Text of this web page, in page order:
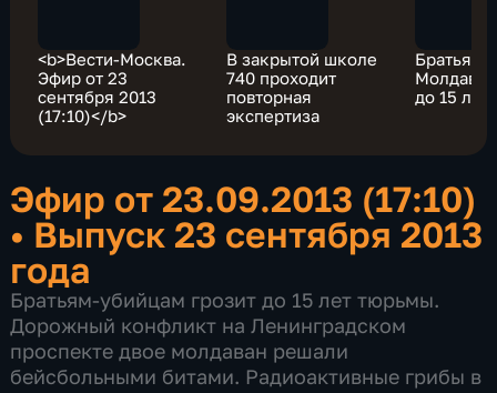
<b>Вести-Москва.
Эфир от 23
сентября 2013
(17:10)</b>
В закрытой школе
740 проходит
повторная
экспертиза
Братьям
до 15 лет
Эфир от 23.09.2013 (17:10)
• Выпуск 23 сентября 2013
года
Братьям-убийцам грозит до 15 лет тюрьмы.
Дорожный конфликт на Ленинградском
проспекте двое молдаван решали
бейсбольными битами. Радиоактивные грибы в